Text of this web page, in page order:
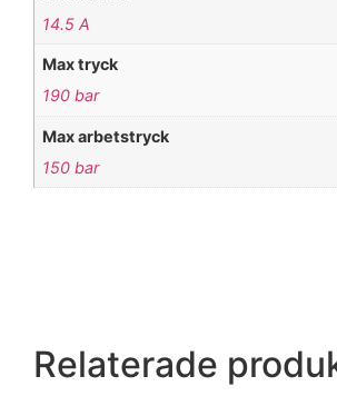
14.5 A
Max tryck
190 bar
Max arbetstryck
150 bar
Relaterade